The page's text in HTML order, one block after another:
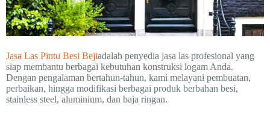
Jasa Las Pintu Besi Bejiadalah penyedia jasa las profesional yang
siap membantu berbagai kebutuhan konstruksi logam Anda.
Dengan pengalaman bertahun-tahun, kami melayani pembuatan,
perbaikan, hingga modifikasi berbagai produk berbahan besi,
stainless steel, aluminium, dan baja ringan.